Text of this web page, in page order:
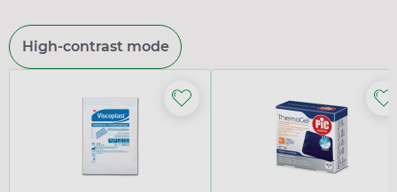
High-contrast mode